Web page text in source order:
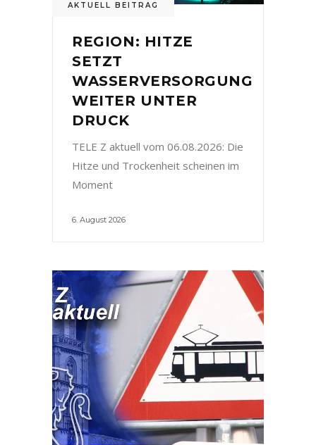
AKTUELL BEITRAG
REGION: HITZE
SETZT
WASSERVERSORGUNG
WEITER UNTER
DRUCK
TELE Z aktuell vom 06.08.2026: Die
Hitze und Trockenheit scheinen im
Moment
6. August 2026